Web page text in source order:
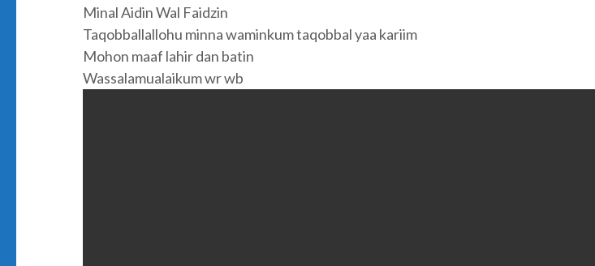
Minal Aidin Wal Faidzin
Taqobballallohu minna waminkum taqobbal yaa kariim
Mohon maaf lahir dan batin
Wassalamualaikum wr wb